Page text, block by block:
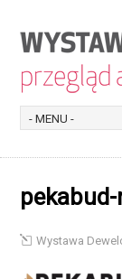
Wystawa